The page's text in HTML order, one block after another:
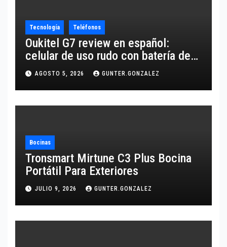
Tecnología Teléfonos
Oukitel G7 review en español:
celular de uso rudo con batería de
10,600 mAh
AGOSTO 5, 2026 GUNTER.GONZALEZ
Bocinas
Tronsmart Mirtune C3 Plus Bocina
Portátil Para Exteriores
JULIO 9, 2026 GUNTER.GONZALEZ